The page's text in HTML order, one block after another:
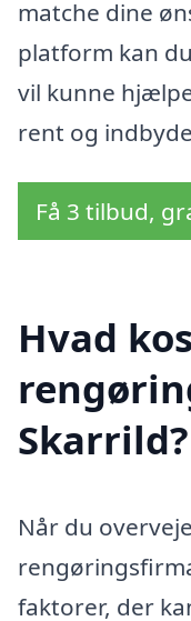
matche dine
platform kan
vil kunne
rent og
Få 3 tilbud,
Hvad
Skarrild?
Når du
faktorer, der